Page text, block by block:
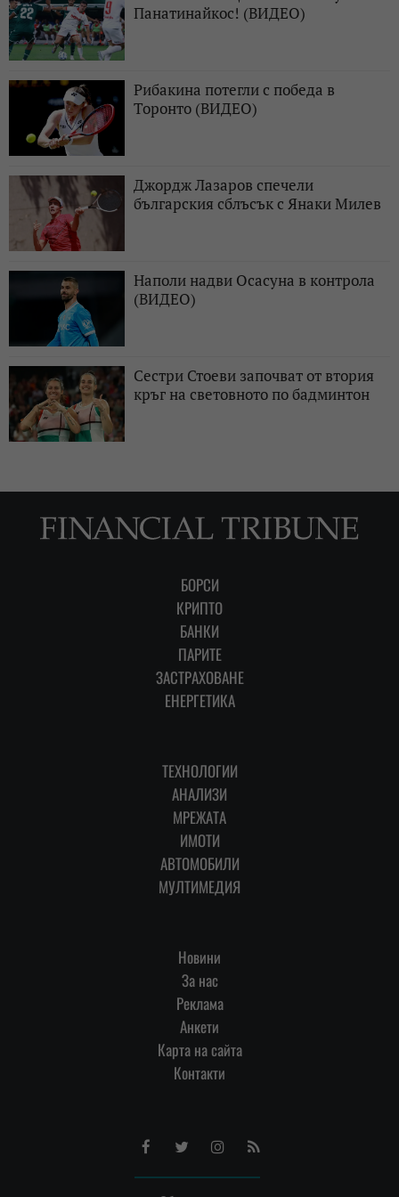
Панатинайкос! (ВИДЕО)
Рибакина потегли с победа в
Торонто (ВИДЕО)
Джордж Лазаров спечели
българския сблъсък с Янаки Милев
Наполи надви Осасуна в контрола
(ВИДЕО)
Сестри Стоеви започват от втория
кръг на световното по бадминтон
БОРСИ
КРИПТО
БАНКИ
ПАРИТЕ
ЗАСТРАХОВАНЕ
ЕНЕРГЕТИКА
ТЕХНОЛОГИИ
АНАЛИЗИ
МРЕЖАТА
ИМОТИ
АВТОМОБИЛИ
МУЛТИМЕДИЯ
Новини
За нас
Реклама
Анкети
Карта на сайта
Контакти
FacebookTwitterInstagram
RSS